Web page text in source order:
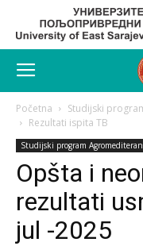
Početna
Studijski
Rezultati ispita TB
Studijski program
Opšta i
rezultati
jul -2025